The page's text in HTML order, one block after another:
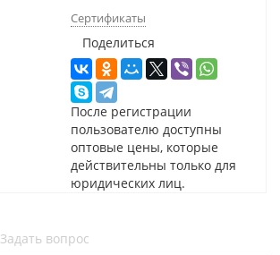
Сертификаты
Поделиться
После регистрации
пользователю доступны
оптовые цены, которые
действительны только для
юридических лиц.
Задать вопрос